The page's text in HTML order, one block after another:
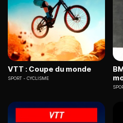
VTT : Coupe du monde
SPORT CYCLISME